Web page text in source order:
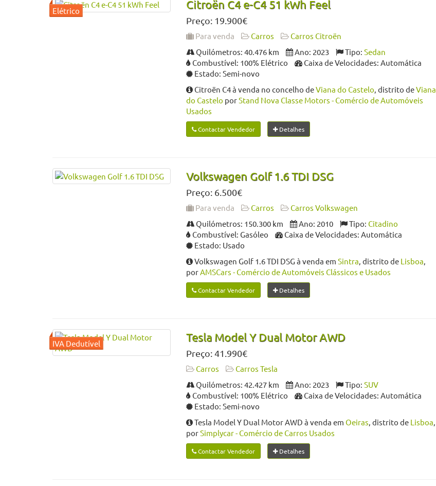
Citroën C4 e-C4 51 kWh Feel
Preço: 19.900€
Para venda Carros
Carros Citroën
Quilómetros: 40.476 km
Ano: 2023 Tipo: Sedan
Combustível: 100% Elétrico
Caixa de Velocidades: Automática
Estado: Semi-novo
Citroën C4 à venda no concelho deViana do Castelo, distrito deViana
do Castelo porStand Nova Classe Motors - Comércio de Automóveis
Usados
Contactar Vendedor Detalhes
Volkswagen Golf 1.6 TDI DSG
Preço: 6.500€
Para venda Carros
Carros Volkswagen
Quilómetros: 150.300 km
Ano: 2010 Tipo: Citadino
Combustível: Gasóleo
Caixa de Velocidades: Automática
Estado: Usado
Volkswagen Golf 1.6 TDI DSG à venda em Sintra, distrito de Lisboa,
porAMSCars - Comércio de Automóveis Clássicos e Usados
Contactar Vendedor Detalhes
Tesla Model Y Dual Motor AWD
Preço: 41.990€
Carros
Carros Tesla
Quilómetros: 42.427 km
Ano: 2023 Tipo: SUV
Combustível: 100% Elétrico
Caixa de Velocidades: Automática
Estado: Semi-novo
Tesla Model Y Dual Motor AWD à venda em Oeiras, distrito de Lisboa,
porSimplycar - Comércio de Carros Usados
Contactar Vendedor Detalhes